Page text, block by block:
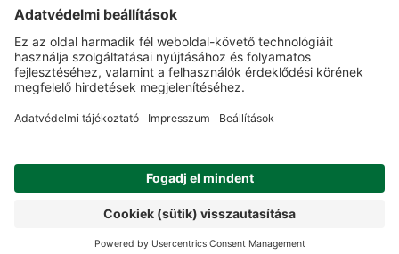
Grube Kft. © 2009 - 2026. Minden jog fenntartva. All rights
reserved.
Tervezte és készítette:
Vision-Software, az Octopus 8 ERP
forgalmazója.